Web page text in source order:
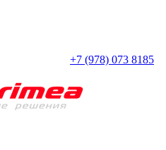
+7 (978) 073 8185